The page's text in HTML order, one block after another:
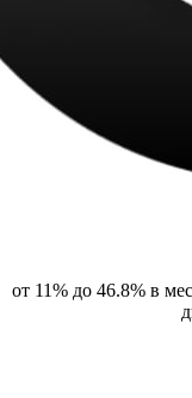
от 11% до 46.8% в